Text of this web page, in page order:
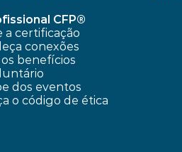
CFP®
a certificação
conexões
benefícios
dos eventos
o código de ética